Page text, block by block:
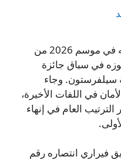
حقق شارل لوكلير أول انتصار له في موسم 2026 من
للفورمولا 1، بعد فوزه في سباق جائزة
سيلفرستون. وجاء
في اللفات الأخيرة،
العام في إنهاء
فيراري انتصاره رقم